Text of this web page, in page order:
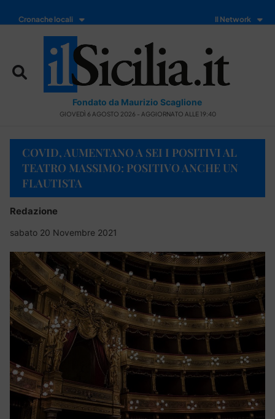
Cronache locali Il Network
Fondato da Maurizio Scaglione
GIOVEDÌ 6 AGOSTO 2026 - AGGIORNATO ALLE 19:40
COVID, AUMENTANO A SEI I POSITIVI AL
TEATRO MASSIMO: POSITIVO ANCHE UN
FLAUTISTA
Redazione
sabato 20 Novembre 2021